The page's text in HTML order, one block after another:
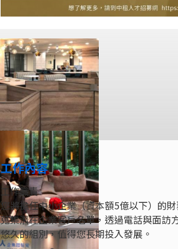
工作內容
工作職責
您將擔任中小企業（資本額5億以下）的
蒐集潛在企業客戶名單，透過電話與面訪
悠久的組別，值得您長期投入發展。